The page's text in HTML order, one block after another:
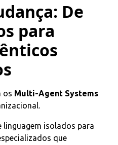
De
para
os Multi-Agent Systems
linguagem isolados para
que